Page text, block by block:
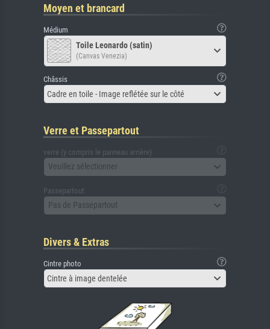
Moyen et brancard
Médium
Toile Leonardo (satin)
(Canvas Venezia)
Châssis
Cadre en toile - Image reflétée sur le côté
Verre et Passepartout
verre (y compris le panneau arrière)
Veuillez sélectionner
Passepartout
Pas de Passepartout
Divers & Extras
Cintre photo
Cintre à image dentelée